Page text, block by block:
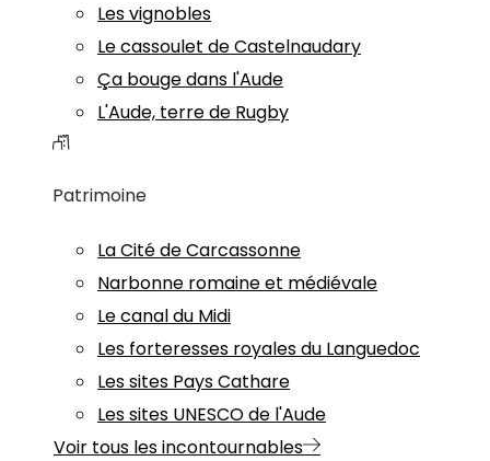
Les vignobles
Le cassoulet de Castelnaudary
Ça bouge dans l'Aude
L'Aude, terre de Rugby
Patrimoine
La Cité de Carcassonne
Narbonne romaine et médiévale
Le canal du Midi
Les forteresses royales du Languedoc
Les sites Pays Cathare
Les sites UNESCO de l'Aude
Voir tous les incontournables